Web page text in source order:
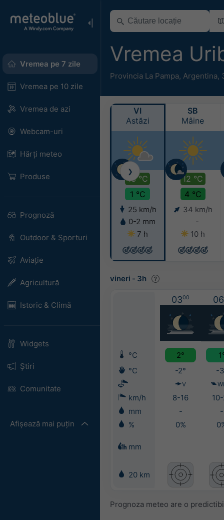
Vremea pe 7 zile
Vremea pe 10 zile
Vremea de azi
Webcam-uri
Hărți meteo
Produse
Prognoză
Outdoor & Sporturi
Aviație
Agricultură
Istoric & Climă
Widgets
Știri
Comunitate
Afișează mai puțin
Vremea
Provincia La Pampa, Argentina,
VI
Astăzi
13 °C
1 °C
25 km/h
0-2 mm
7 h
SB
Mâine
12 °C
4 °C
34 km/h
-
10 h
❯
vineri - 3h
0300 06
°C 2°
°C
-2° -
V
km/h 8-16
mm
- -
%
0%
mm
20 km
Prognoza meteo are o